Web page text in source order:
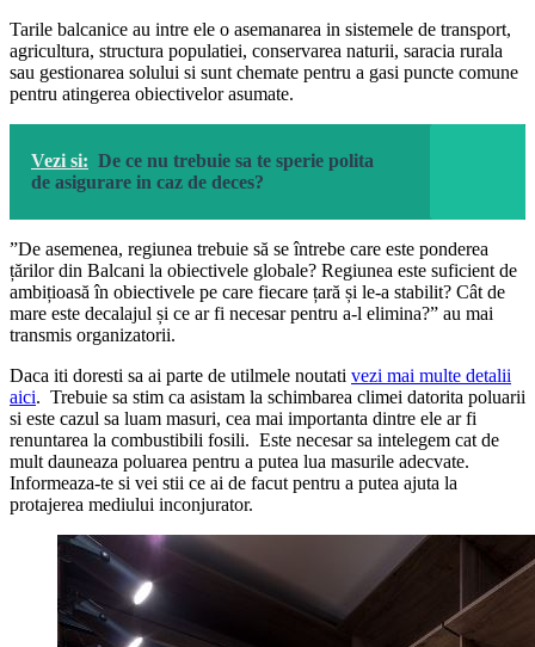
Tarile balcanice au intre ele o asemanarea in sistemele de transport,
agricultura, structura populatiei, conservarea naturii, saracia rurala
sau gestionarea solului si sunt chemate pentru a gasi puncte comune
pentru atingerea obiectivelor asumate.
Vezi si: De ce nu trebuie sa te sperie polita
de asigurare in caz de deces?
”De asemenea, regiunea trebuie să se întrebe care este ponderea
țărilor din Balcani la obiectivele globale? Regiunea este suficient de
ambițioasă în obiectivele pe care fiecare țară și le-a stabilit? Cât de
mare este decalajul și ce ar fi necesar pentru a-l elimina?” au mai
transmis organizatorii.
Daca iti doresti sa ai parte de utilmele noutati vezi mai multe detalii
aici. Trebuie sa stim ca asistam la schimbarea climei datorita poluarii
si este cazul sa luam masuri, cea mai importanta dintre ele ar fi
renuntarea la combustibili fosili. Este necesar sa intelegem cat de
mult dauneaza poluarea pentru a putea lua masurile adecvate.
Informeaza-te si vei stii ce ai de facut pentru a putea ajuta la
protajerea mediului inconjurator.